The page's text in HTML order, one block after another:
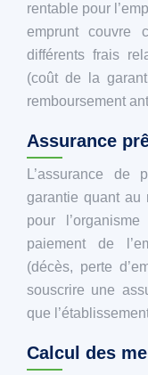
rentable pour
emprunt couvre
différents frais
(coût de la
remboursement
Assurance
L’assurance
garantie quant au
pour
paiement de
(décès, perte
souscrire une
que
Calcul des